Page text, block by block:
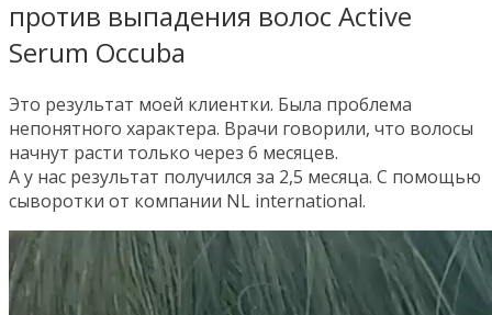
против выпадения волос Active
Serum Occuba
Это результат моей клиентки. Была проблема
непонятного характера. Врачи говорили, что волосы
начнут расти только через 6 месяцев.
А у нас результат получился за 2,5 месяца. С помощью
сыворотки от компании NL international.